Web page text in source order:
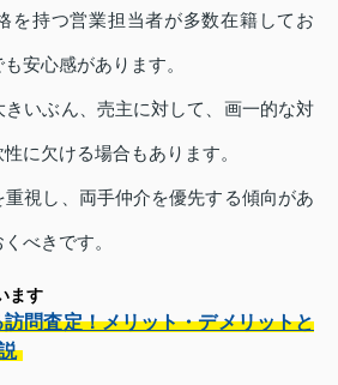
を持つ営業担当者が多数在籍してお
安心感があります。
いぶん、売主に対して、画一的な対
に欠ける場合もあります。
視し、両手仲介を優先する傾向があ
べきです。
ます
問査定！メリット・デメリットと